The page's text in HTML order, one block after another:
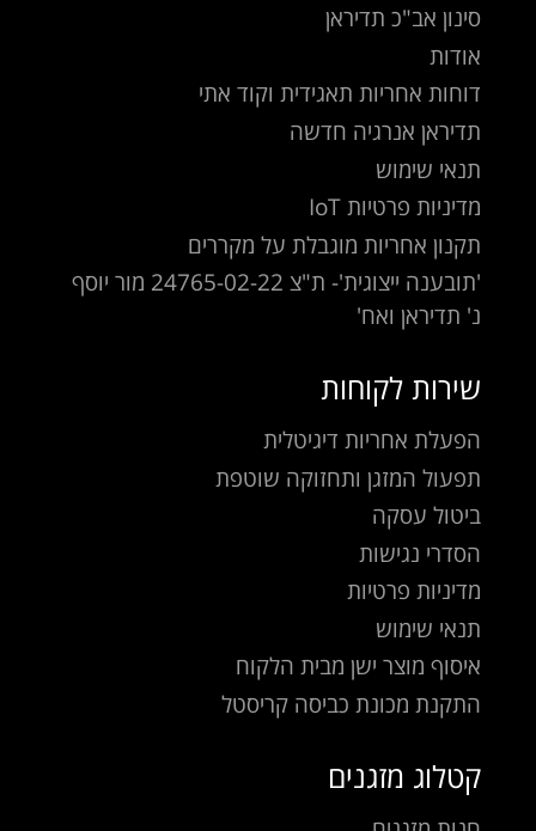
סינון אב"כ תדיראן
אודות
דוחות אחריות תאגידית וקוד אתי
תדיראן אנרגיה חדשה
תנאי שימוש
מדיניות פרטיות IoT
תקנון אחריות מוגבלת על מקררים
'תובענה ייצוגית'- ת"צ 24765-02-22 מור יוסף
נ' תדיראן ואח'
שירות לקוחות
הפעלת אחריות דיגיטלית
תפעול המזגן ותחזוקה שוטפת
ביטול עסקה
הסדרי נגישות
מדיניות פרטיות
תנאי שימוש
איסוף מוצר ישן מבית הלקוח
התקנת מכונת כביסה קריסטל
קטלוג מזגנים